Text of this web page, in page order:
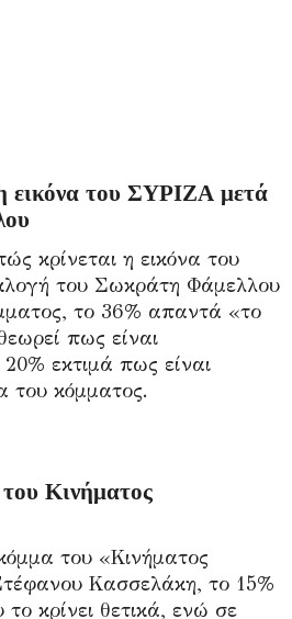
εικόνα του ΣΥΡΙΖΑ μετά
κρίνεται η εικόνα του
του Σωκράτη Φάμελλου
το 36% απαντά «το
πως είναι
εκτιμά πως είναι
του κόμματος.
Κινήματος
του «Κινήματος
Κασσελάκη, το 15%
κρίνει θετικά, ενώ σε